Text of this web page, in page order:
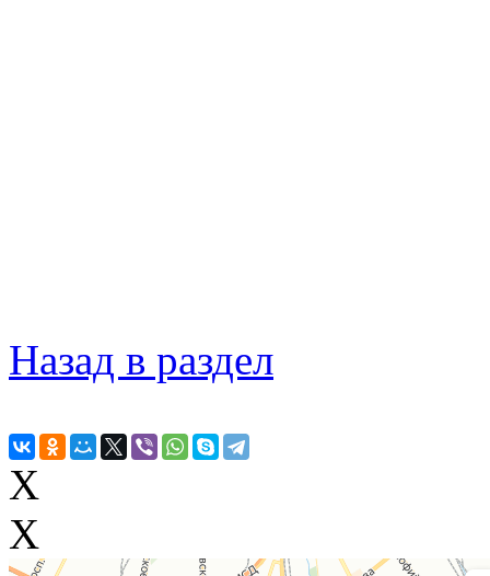
Назад в раздел
X
X